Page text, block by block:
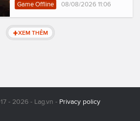
Game Offline 08/08/2026 11:06
XEM THÊM
- 2026 - Lag.vn - Privacy policy